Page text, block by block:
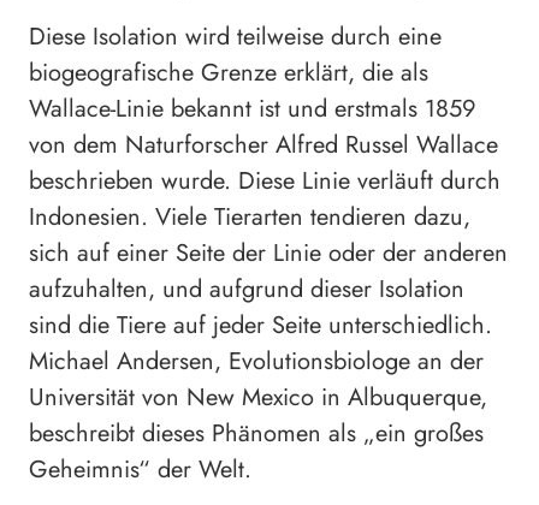
Diese Isolation wird teilweise durch eine
biogeografische Grenze erklärt, die als
Wallace-Linie bekannt ist und erstmals 1859
von dem Naturforscher Alfred Russel Wallace
beschrieben wurde. Diese Linie verläuft durch
Indonesien. Viele Tierarten tendieren dazu,
sich auf einer Seite der Linie oder der anderen
aufzuhalten, und aufgrund dieser Isolation
sind die Tiere auf jeder Seite unterschiedlich.
Michael Andersen, Evolutionsbiologe an der
Universität von New Mexico in Albuquerque,
beschreibt dieses Phänomen als „ein großes
Geheimnis“ der Welt.